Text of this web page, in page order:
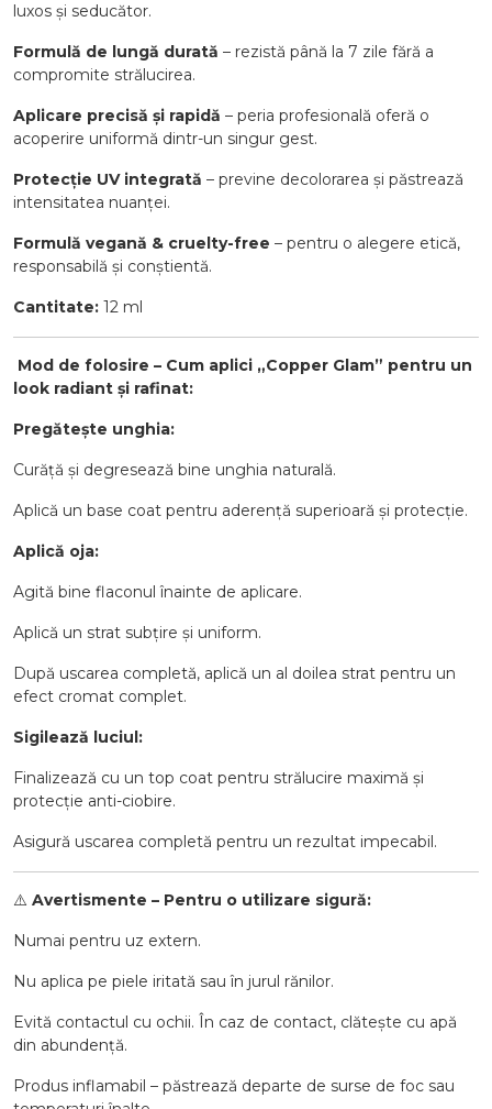
luxos și seducător.
Formulă de lungă durată – rezistă până la 7 zile fără a
compromite strălucirea.
Aplicare precisă și rapidă – peria profesională oferă o
acoperire uniformă dintr-un singur gest.
Protecție UV integrată – previne decolorarea și păstrează
intensitatea nuanței.
Formulă vegană & cruelty-free – pentru o alegere etică,
responsabilă și conștientă.
Cantitate: 12 ml
Mod de folosire – Cum aplici „Copper Glam” pentru un
look radiant și rafinat:
Pregătește unghia:
Curăță și degresează bine unghia naturală.
Aplică un base coat pentru aderență superioară și protecție.
Aplică oja:
Agită bine flaconul înainte de aplicare.
Aplică un strat subțire și uniform.
După uscarea completă, aplică un al doilea strat pentru un
efect cromat complet.
Sigilează luciul:
Finalizează cu un top coat pentru strălucire maximă și
protecție anti-ciobire.
Asigură uscarea completă pentru un rezultat impecabil.
⚠️ Avertismente – Pentru o utilizare sigură:
Numai pentru uz extern.
Nu aplica pe piele iritată sau în jurul rănilor.
Evită contactul cu ochii. În caz de contact, clătește cu apă
din abundență.
Produs inflamabil – păstrează departe de surse de foc sau